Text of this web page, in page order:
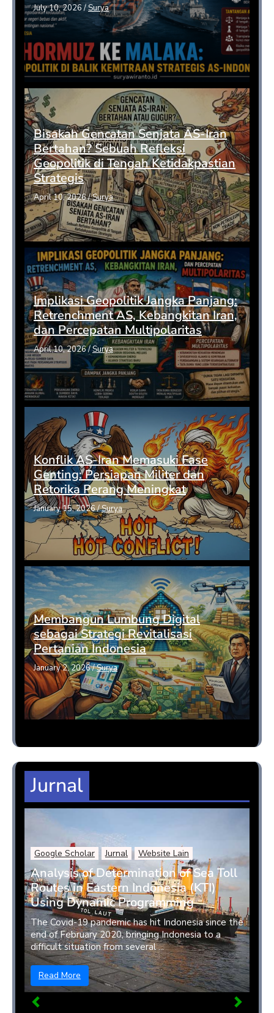
July 10, 2026/Surya
Bisakah Gencatan Senjata AS-Iran
Bertahan? Sebuah Refleksi
Geopolitik di Tengah Ketidakpastian
Strategis
April 10, 2026/Surya
Implikasi Geopolitik Jangka Panjang:
Retrenchment AS, Kebangkitan Iran,
dan Percepatan Multipolaritas
April 10, 2026/Surya
Konflik AS-Iran Memasuki Fase
Genting: Persiapan Militer dan
Retorika Perang Meningkat
January 15, 2026/Surya
Membangun Lumbung Digital
sebagai Strategi Revitalisasi
Pertanian Indonesia
January 2, 2026/Surya
Jurnal
Google Scholar Jurnal Website Lain
Analysis of Determination of Sea Toll
Routes in Eastern Indonesia (KTI)
Using Dynamic Programming
The Covid-19 pandemic has hit Indonesia since the
end of February 2020, bringing Indonesia to a
difficult situation from several ...
Read More